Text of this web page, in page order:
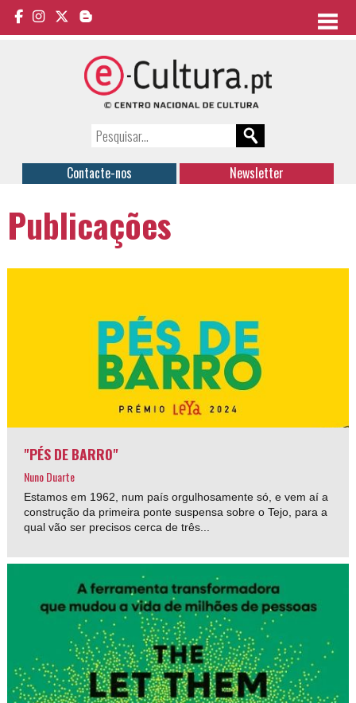
Contacte-nos Newsletter
Publicações
"PÉS DE BARRO"
Nuno Duarte
Estamos em 1962, num país orgulhosamente só, e vem aí a
construção da primeira ponte suspensa sobre o Tejo, para a
qual vão ser precisos cerca de três...